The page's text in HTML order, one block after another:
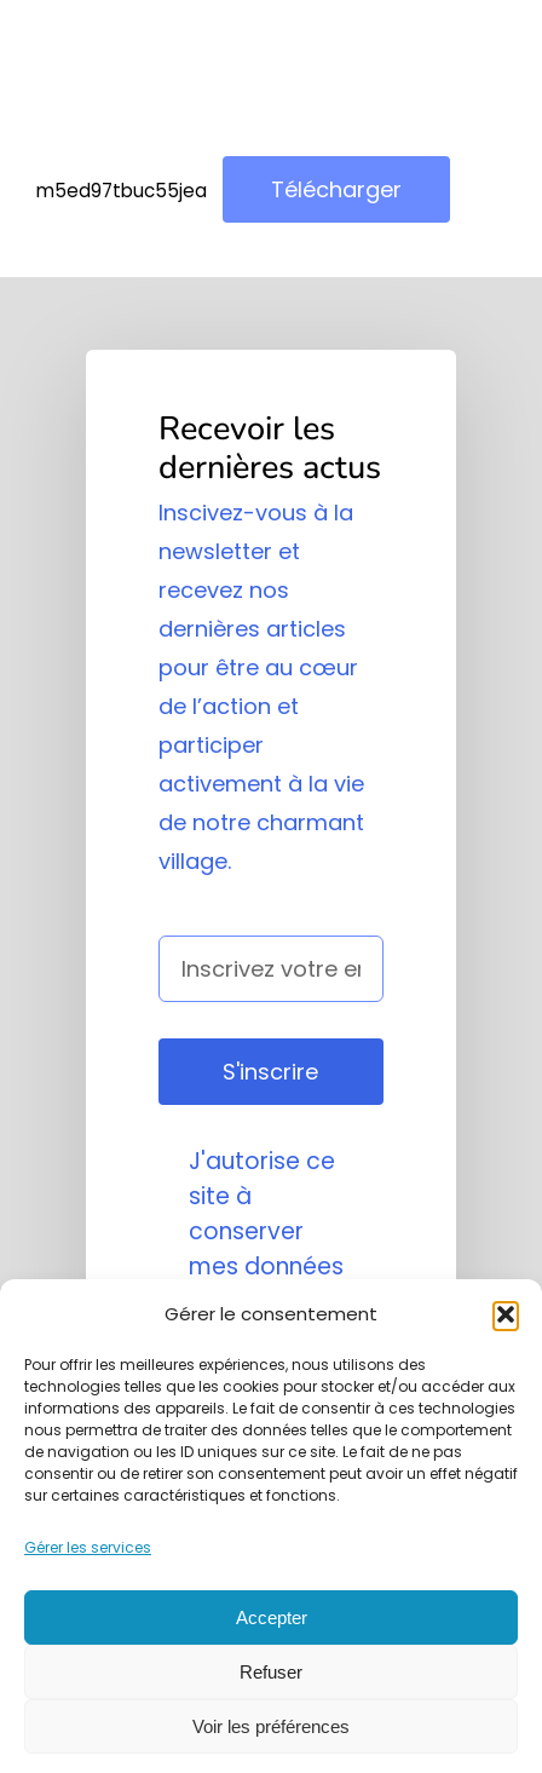
Gérer le consentement
Pour offrir les meilleures expériences, nous utilisons des
technologies telles que les cookies pour stocker et/ou accéder aux
informations des appareils. Le fait de consentir à ces technologies
nous permettra de traiter des données telles que le comportement
de navigation ou les ID uniques sur ce site. Le fait de ne pas
consentir ou de retirer son consentement peut avoir un effet négatif
sur certaines caractéristiques et fonctions.
Gérer les services
Accepter
Refuser
Voir les préférences
m5ed97tbuc55jea Télécharger
Recevoir les
dernières actus
Inscivez-vous à la
newsletter et
recevez nos
dernières articles
pour être au cœur
de l’action et
participer
activement à la vie
de notre charmant
village.
S'inscrire
J'autorise ce
site à
conserver
mes données
personnelles
via ce
formulaire.
Aucune
exploitation
commerciale
des données
conservées.